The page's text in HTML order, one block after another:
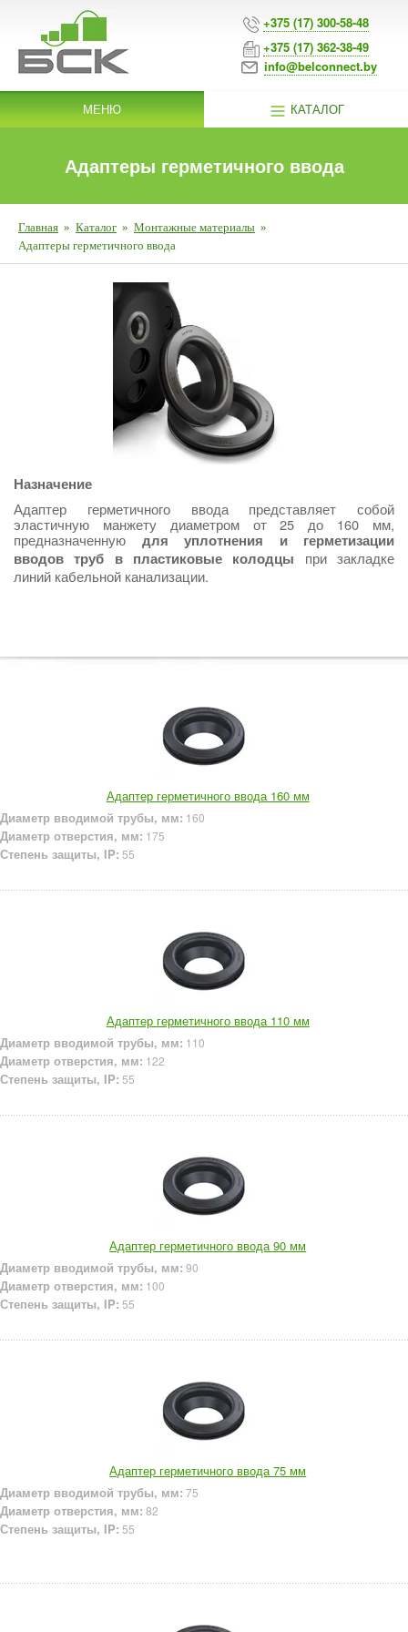
+375 (17) 300-58-48
+375 (17) 362-38-49
info@belconnect.by
МЕНЮ КАТАЛОГ
Адаптеры герметичного ввода
Главная » Каталог » Монтажные материалы »
Адаптеры герметичного ввода
Назначение
Адаптер герметичного ввода представляет собой
эластичную манжету диаметром от 25 до 160 мм,
предназначенную для уплотнения и герметизации
вводов труб в пластиковые колодцы при закладке
линий кабельной канализации.
Адаптер герметичного ввода 160 мм
Диаметр вводимой трубы, мм: 160
Диаметр отверстия, мм: 175
Степень защиты, IP: 55
Адаптер герметичного ввода 110 мм
Диаметр вводимой трубы, мм: 110
Диаметр отверстия, мм: 122
Степень защиты, IP: 55
Адаптер герметичного ввода 90 мм
Диаметр вводимой трубы, мм: 90
Диаметр отверстия, мм: 100
Степень защиты, IP: 55
Адаптер герметичного ввода 75 мм
Диаметр вводимой трубы, мм: 75
Диаметр отверстия, мм: 82
Степень защиты, IP: 55